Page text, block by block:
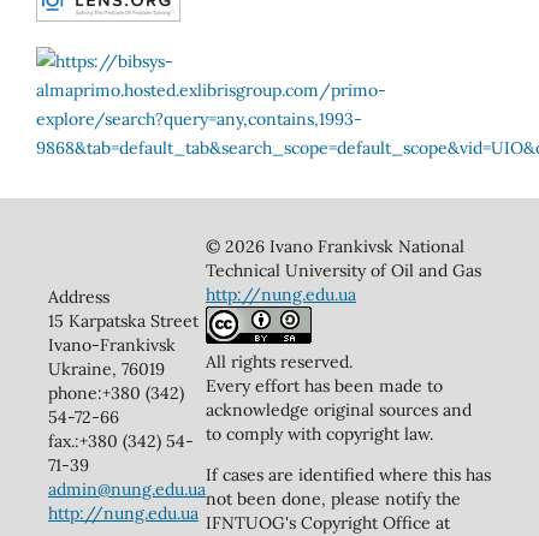
Address
15 Karpatska Street
Ivano-Frankivsk
Ukraine, 76019
phone:+380 (342)
54-72-66
fax.:+380 (342) 54-
71-39
admin@nung.edu.ua
http://nung.edu.ua
© 2026 Ivano Frankivsk National
Technical University of Oil and Gas
http://nung.edu.ua
All rights reserved.
Every effort has been made to
acknowledge original sources and
to comply with copyright law.
If cases are identified where this has
not been done, please notify the
IFNTUOG's Copyright Office at